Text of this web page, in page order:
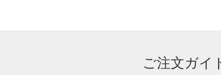
ご注文ガイ